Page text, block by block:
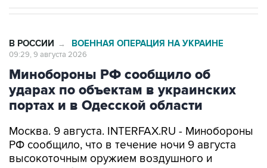
В РОССИИ → ВОЕННАЯ ОПЕРАЦИЯ НА УКРАИНЕ
09:29, 9 августа 2026
Минобороны РФ сообщило об
ударах по объектам в украинских
портах и в Одесской области
Москва. 9 августа. INTERFAX.RU - Минобороны
РФ сообщило, что в течение ночи 9 августа
высокоточным оружием воздушного и